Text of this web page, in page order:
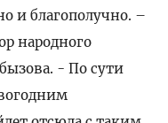
и благополучно. –
народного
- По сути